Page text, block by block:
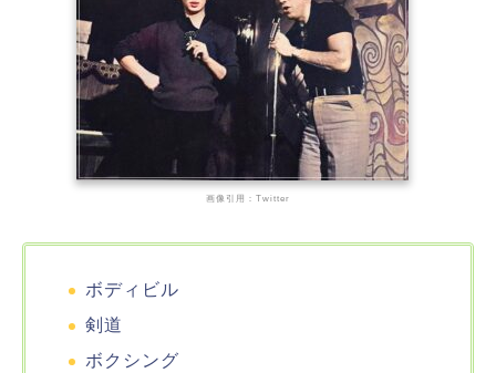
画像引用：Twitter
ボディビル
剣道
ボクシング